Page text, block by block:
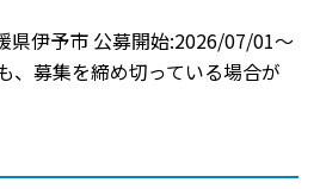
県伊予市 公募開始:2026/07/01～
、募集を締め切っている場合が